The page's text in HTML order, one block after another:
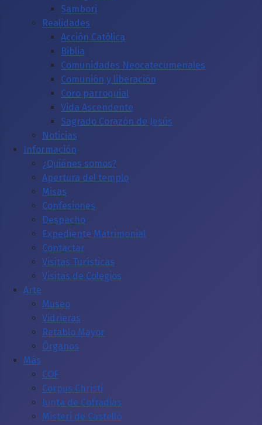
Sambori
Realidades
Acción Católica
Biblia
Comunidades Neocatecumenales
Comunión y liberación
Coro parroquial
Vida Ascendente
Sagrado Corazón de Jesús
Noticias
Información
¿Quiénes somos?
Apertura del templo
Misas
Confesiones
Despacho
Expediente Matrimonial
Contactar
Visitas Turísticas
Visitas de Colegios
Arte
Museo
Vidrieras
Retablo Mayor
Órganos
Más
COF
Corpus Christi
Junta de Cofradias
Misteri de Castelló